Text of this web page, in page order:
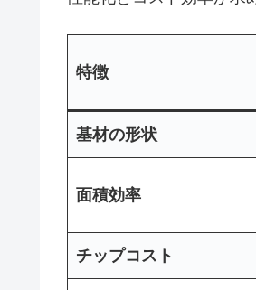
特徴
基材の形状
面積効率
チップコスト